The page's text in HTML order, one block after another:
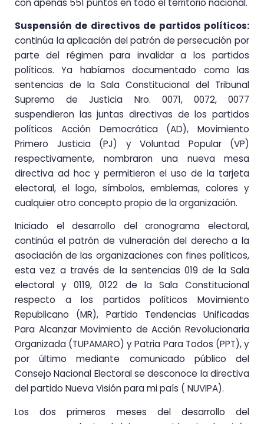
Suspensión de directivos de partidos políticos:
continúa la aplicación del patrón de persecución por
parte del régimen para invalidar a los partidos
políticos. Ya habíamos documentado como las
sentencias de la Sala Constitucional del Tribunal
Supremo de Justicia Nro. 0071, 0072, 0077
suspendieron las juntas directivas de los partidos
políticos Acción Democrática (AD), Movimiento
Primero Justicia (PJ) y Voluntad Popular (VP)
respectivamente, nombraron una nueva mesa
directiva ad hoc y permitieron el uso de la tarjeta
electoral, el logo, símbolos, emblemas, colores y
cualquier otro concepto propio de la organización.
Iniciado el desarrollo del cronograma electoral,
continúa el patrón de vulneración del derecho a la
asociación de las organizaciones con fines políticos,
esta vez a través de la sentencias 019 de la Sala
electoral y 0119, 0122 de la Sala Constitucional
respecto a los partidos políticos Movimiento
Republicano (MR), Partido Tendencias Unificadas
Para Alcanzar Movimiento de Acción Revolucionaria
Organizada (TUPAMARO) y Patria Para Todos (PPT), y
por último mediante comunicado público del
Consejo Nacional Electoral se desconoce la directiva
del partido Nueva Visión para mi país ( NUVIPA).
Los dos primeros meses del desarrollo del